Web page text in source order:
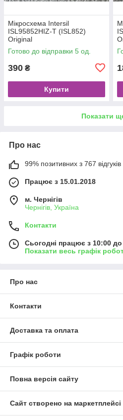
Мікросхема Intersil
ISL95852HIZ-T (ISL852)
Original
Готово до відправки 5 од.
390 ₴
Купити
Показати
Про нас
99% позитивних з 767 відгуків
Працює з 15.01.2018
м. Чернігів
Чернігів, Україна
Контакти
Сьогодні працює з 10:00
Показати весь графік
Про нас
Контакти
Доставка та оплата
Графік роботи
Повна версія сайту
Сайт створено на маркетплейсі